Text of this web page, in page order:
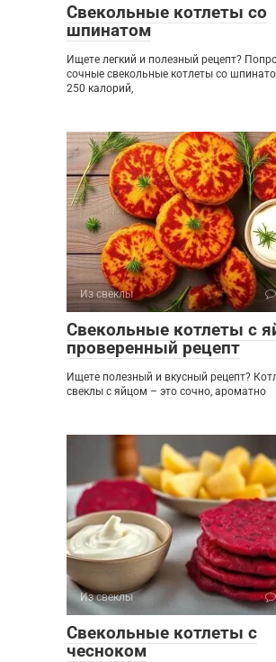
Свекольные котлеты со
шпинатом
Ищете легкий и полезный рецепт?
сочные свекольные котлеты со
250 калорий,
Из свеклы
Свекольные котлеты с
проверенный рецепт
Ищете полезный и вкусный рецепт?
свеклы с яйцом – это сочно, ароматно
Из свеклы
Свекольные котлеты с
чесноком